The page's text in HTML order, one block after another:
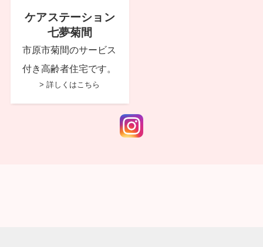
ケアステーション
七夢菊間
市原市菊間のサービス
付き高齢者住宅です。
> 詳しくはこちら